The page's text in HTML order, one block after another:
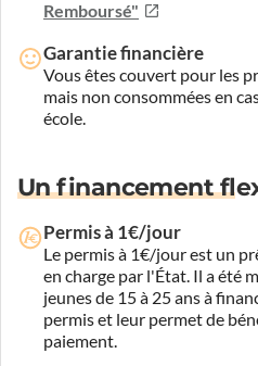
Remboursé"
Garantie financière
Vous êtes couvert pour les
mais non consommées en
école.
Un financement
Permis à 1€/jour
Le permis à 1€/jour est un
en charge par l'État. Il a été
jeunes de 15 à 25 ans à
permis et leur permet de
paiement.